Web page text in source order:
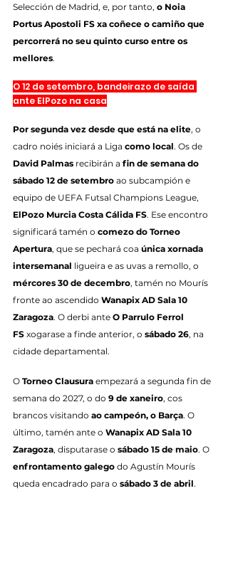
Selección de Madrid, e, por tanto, o Noia
Portus Apostoli FS xa coñece o camiño que
percorrerá no seu quinto curso entre os
mellores.
O 12 de setembro, bandeirazo de saída
ante ElPozo na casa
Por segunda vez desde que está na elite, o
cadro noiés iniciará a Liga como local. Os de
David Palmas recibirán a fin de semana do
sábado 12 de setembro ao subcampión e
equipo de UEFA Futsal Champions League,
ElPozo Murcia Costa Cálida FS. Ese encontro
significará tamén o comezo do Torneo
Apertura, que se pechará coa única xornada
intersemanal ligueira e as uvas a remollo, o
mércores 30 de decembro, tamén no Mourís
fronte ao ascendido Wanapix AD Sala 10
Zaragoza. O derbi ante O Parrulo Ferrol
FS xogarase a finde anterior, o sábado 26, na
cidade departamental.
O Torneo Clausura empezará a segunda fin de
semana do 2027, o do 9 de xaneiro, cos
brancos visitando ao campeón, o Barça. O
último, tamén ante o Wanapix AD Sala 10
Zaragoza, disputarase o sábado 15 de maio. O
enfrontamento galego do Agustín Mourís
queda encadrado para o sábado 3 de abril.